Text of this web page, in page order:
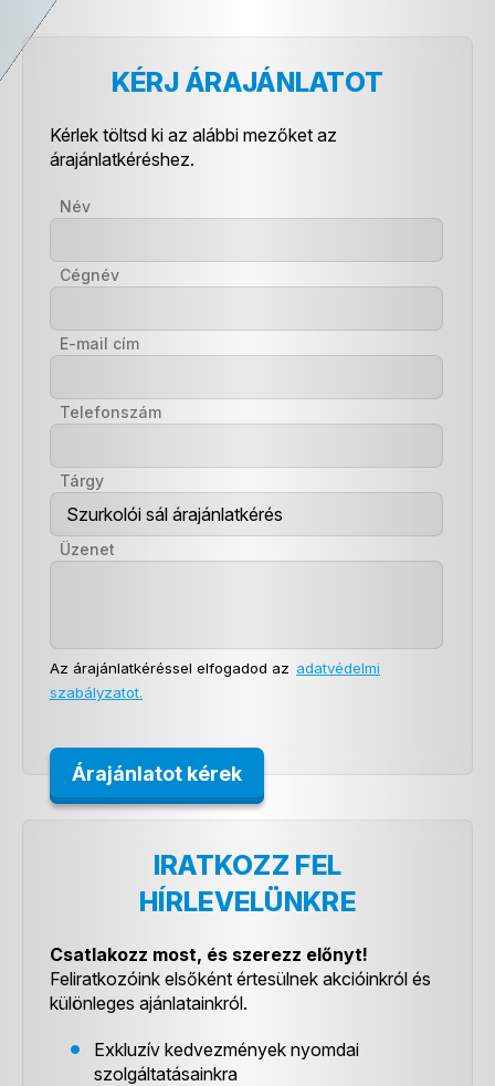
KÉRJ ÁRAJÁNLATOT
Kérlek töltsd ki az alábbi mezőket az
árajánlatkéréshez.
Név
Cégnév
E-mail cím
Telefonszám
Tárgy
Üzenet
Az árajánlatkéréssel elfogadod az adatvédelmi
szabályzatot.
IRATKOZZ FEL
HÍRLEVELÜNKRE
Csatlakozz most, és szerezz előnyt!
Feliratkozóink elsőként értesülnek akcióinkról és
különleges ajánlatainkról.
Exkluzív kedvezmények nyomdai
szolgáltatásainkra